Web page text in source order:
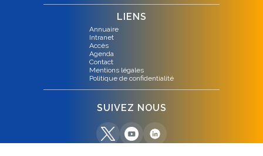
LIENS
Annuaire
Intranet
Accès
Agenda
Contact
Mentions légales
Politique de confidentialité
SUIVEZ NOUS